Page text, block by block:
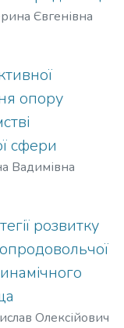
Євгенівна
опору
сфери
Вадимівна
розвитку
Олексійович